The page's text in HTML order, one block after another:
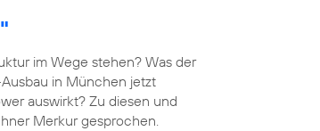
im Wege stehen? Was der
in München jetzt
auswirkt? Zu diesen und
Merkur gesprochen.